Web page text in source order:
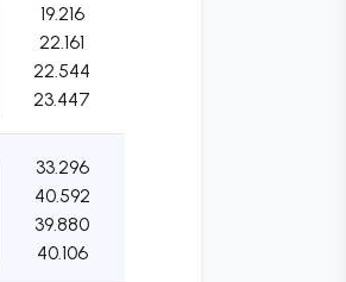
19.216
22.161
22.544
23.447
33.296
40.592
39.880
40.106